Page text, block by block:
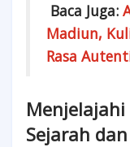
Baca Juga:
Madiun,
Rasa
Sejarah